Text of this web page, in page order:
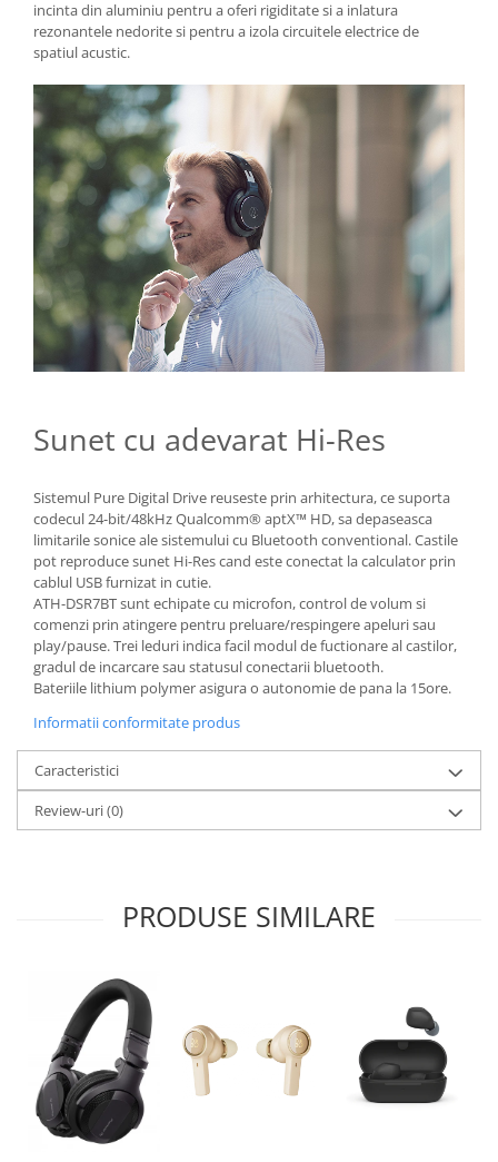
incinta din aluminiu pentru a oferi rigiditate si a inlatura
rezonantele nedorite si pentru a izola circuitele electrice de
spatiul acustic.
Sunet cu adevarat Hi-Res
Sistemul Pure Digital Drive reuseste prin arhitectura, ce suporta
codecul 24-bit/48kHz Qualcomm® aptX™ HD, sa depaseasca
limitarile sonice ale sistemului cu Bluetooth conventional. Castile
pot reproduce sunet Hi-Res cand este conectat la calculator prin
cablul USB furnizat in cutie.
ATH-DSR7BT sunt echipate cu microfon, control de volum si
comenzi prin atingere pentru preluare/respingere apeluri sau
play/pause. Trei leduri indica facil modul de fuctionare al castilor,
gradul de incarcare sau statusul conectarii bluetooth.
Bateriile lithium polymer asigura o autonomie de pana la 15ore.
Informatii conformitate produs
Caracteristici
Review-uri(0)
PRODUSE SIMILARE